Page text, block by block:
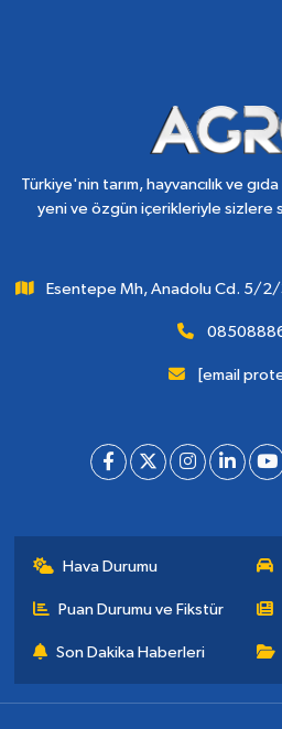
Türkiye'nin tarım, hayvancılık ve
yeni ve özgün içerikleriyle sizlere
Esentepe Mh, Anadolu Cd. 5/
[email
Hava Durumu
Puan Durumu ve Fikstür
Son Dakika Haberleri